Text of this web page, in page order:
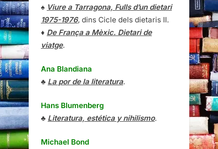
♠ Viure a Tarragona, Fulls d’un dietari
1975-1976, dins Cicle dels dietaris II.
♦ De França a Mèxic. Dietari de
viatge.
Ana Blandiana
♣ La por de la literatura.
Hans Blumenberg
♣ Literatura, estética y nihilismo.
Michael Bond